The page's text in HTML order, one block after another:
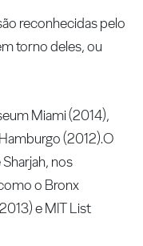
reconhecidas pelo
torno deles, ou
Miami (2014),
(2012).O
nos
o Bronx
e MIT List